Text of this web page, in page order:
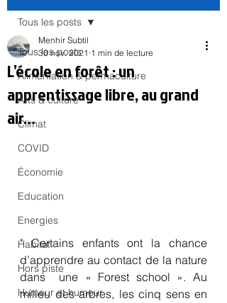
Tous les posts
Alimentation & permaculture
Arts & culture
Climat
COVID
Économie
Education
Energies
Habitat
Hors piste
Humeur et humour
Tous les posts
L’école en forêt : un
apprentissage libre, au grand
air…
Menhir Subtil
30 nov. 2021 1 min de lecture
" Certains enfants ont la chance
d’apprendre au contact de la nature
dans  une « Forest school ». Au
milieu des arbres, les cinq sens en